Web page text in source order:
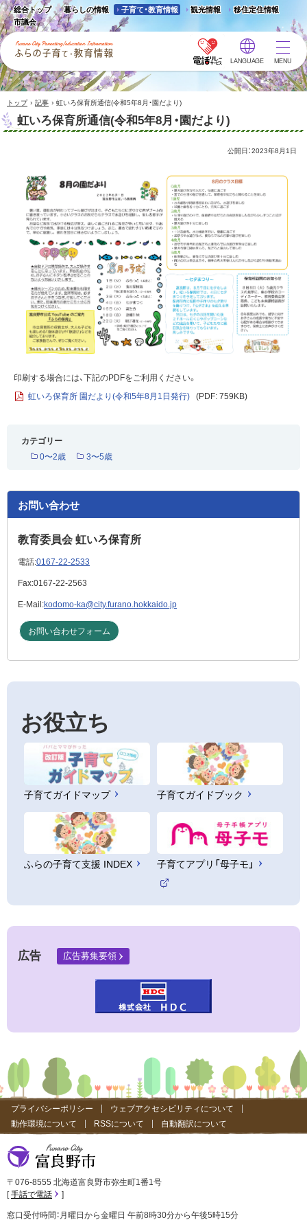
総合トップ 暮らしの情報 子育て・教育情報 観光情報
移住定住情報
市議会
ふらの子育て・教育情報 -
Furano City
Parenting/Education
Information
LANGUAGE MENU
トップ › 記事 › 虹いろ保育所通信(令和5年8月・園だより)
虹いろ保育所通信(令和5年8月・園だより)
公開日：2023年8月1日
印刷する場合には、下記のPDFをご利用ください。
虹いろ保育所 園だより(令和5年8月1日発行)
(PDF: 759KB)
カテゴリー
0〜2歳
3〜5歳
お問い合わせ
教育委員会 虹いろ保育所
電話:0167-22-2533
Fax:0167-22-2563
E-Mail:kodomo-ka@city.furano.hokkaido.jp
お問い合わせフォーム
お役立ち
子育てガイドマップ 子育てガイドブック
ふらの子育て支援 INDEX 子育てアプリ「母子モ」
外
サ
広告 広告募集要領
プライバシーポリシー
ウェブアクセシビリティについて
動作環境について
RSSについて 自動翻訳について
〒076-8555 北海道富良野市弥生町1番1号
手話で電話
窓口受付時間：月曜日から金曜日 午前8時30分から午後5時15分